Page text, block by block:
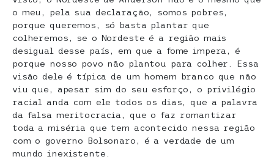
o meu, pela sua declaração, somos pobres,
porque queremos, só basta plantar que
colheremos, se o Nordeste é a região mais
desigual desse país, em que a fome impera, é
porque nosso povo não plantou para colher. Essa
visão dele é típica de um homem branco que não
viu que, apesar sim do seu esforço, o privilégio
racial anda com ele todos os dias, que a palavra
da falsa meritocracia, que o faz romantizar
toda a miséria que tem acontecido nessa região
com o governo Bolsonaro, é a verdade de um
mundo inexistente.